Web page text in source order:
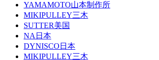
YAMAMOTO山本制作所
MIKIPULLEY三木
SUTTER美国
NA日本
DYNISCO日本
MIKIPULLEY三木